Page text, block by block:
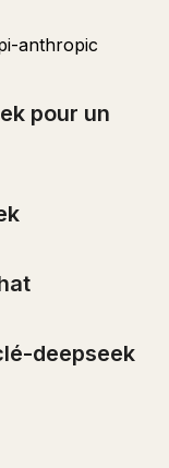
anthropic
pour un
deepseek